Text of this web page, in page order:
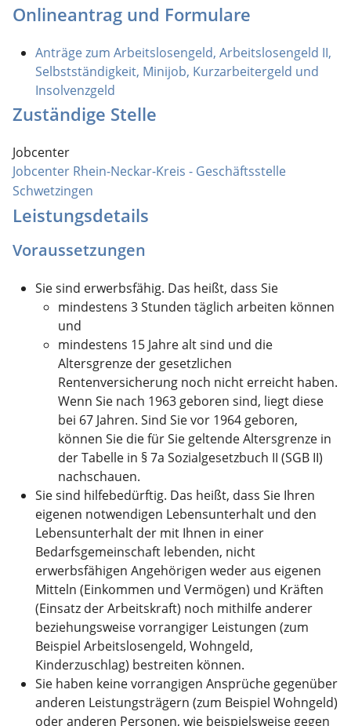
Onlineantrag und Formulare
Anträge zum Arbeitslosengeld, Arbeitslosengeld II,
Selbstständigkeit, Minijob, Kurzarbeitergeld und
Insolvenzgeld
Zuständige Stelle
Jobcenter
Jobcenter Rhein-Neckar-Kreis - Geschäftsstelle
Schwetzingen
Leistungsdetails
Voraussetzungen
Sie sind erwerbsfähig. Das heißt, dass Sie
mindestens 3 Stunden täglich arbeiten können
und
mindestens 15 Jahre alt sind und die
Altersgrenze der gesetzlichen
Rentenversicherung noch nicht erreicht haben.
Wenn Sie nach 1963 geboren sind, liegt diese
bei 67 Jahren. Sind Sie vor 1964 geboren,
können Sie die für Sie geltende Altersgrenze in
der Tabelle in § 7a Sozialgesetzbuch II (SGB II)
nachschauen.
Sie sind hilfebedürftig. Das heißt, dass Sie Ihren
eigenen notwendigen Lebensunterhalt und den
Lebensunterhalt der mit Ihnen in einer
Bedarfsgemeinschaft lebenden, nicht
erwerbsfähigen Angehörigen weder aus eigenen
Mitteln (Einkommen und Vermögen) und Kräften
(Einsatz der Arbeitskraft) noch mithilfe anderer
beziehungsweise vorrangiger Leistungen (zum
Beispiel Arbeitslosengeld, Wohngeld,
Kinderzuschlag) bestreiten können.
Sie haben keine vorrangigen Ansprüche gegenüber
anderen Leistungsträgern (zum Beispiel Wohngeld)
oder anderen Personen, wie beispielsweise gegen